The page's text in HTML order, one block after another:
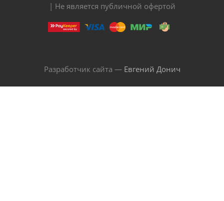
| Не является публичной офертой
Разработчик сайта — Евгений Донич